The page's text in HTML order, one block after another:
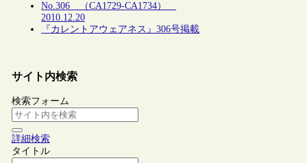
No.306 （CA1729-CA1734）
2010.12.20
『カレントアウェアネス』306号掲載
サイト内検索
検索フォーム
詳細検索
タイトル